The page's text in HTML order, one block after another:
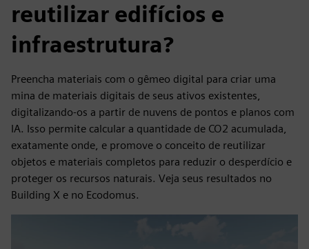
reutilizar edifícios e
infraestrutura?
Preencha materiais com o gêmeo digital para criar uma
mina de materiais digitais de seus ativos existentes,
digitalizando-os a partir de nuvens de pontos e planos com
IA. Isso permite calcular a quantidade de CO2 acumulada,
exatamente onde, e promove o conceito de reutilizar
objetos e materiais completos para reduzir o desperdício e
proteger os recursos naturais. Veja seus resultados no
Building X e no Ecodomus.